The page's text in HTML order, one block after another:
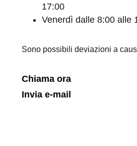
17:00
Venerdì dalle 8:00 alle
Sono possibili deviazioni a
Chiama ora
Invia e-mail